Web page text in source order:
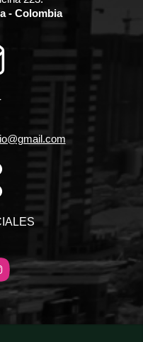
- Colombia